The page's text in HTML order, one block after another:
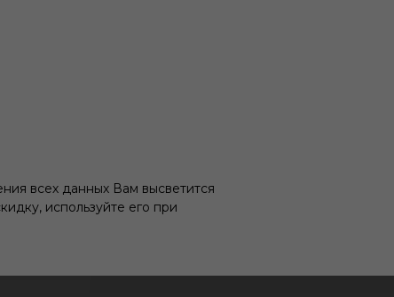
всех данных Вам высветится
используйте его при